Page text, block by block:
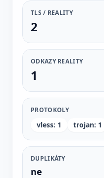
TLS / REALITY
2
ODKAZY REALITY
1
PROTOKOLY
vless: 1 trojan: 1
DUPLIKÁTY
ne